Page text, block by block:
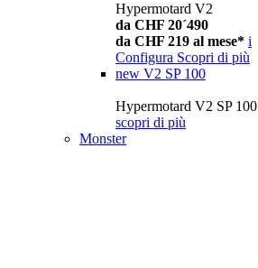
Hypermotard V2
da CHF 20´490
da CHF 219 al mese* i
Configura Scopri di più
new V2 SP 100
Hypermotard V2 SP 100
scopri di più
Monster